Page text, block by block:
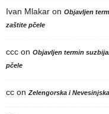
Ivan Mlakar on Objavljen
zaštite pčele
ccc on Objavljen termin
pčele
cc on Zelengorska i